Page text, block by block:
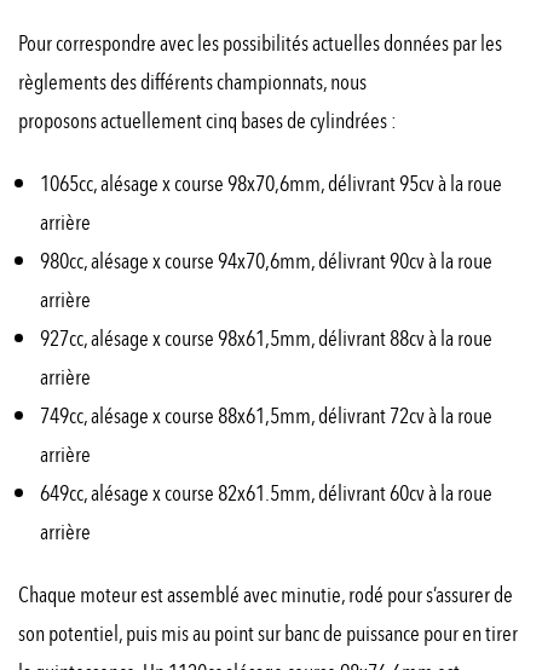
Pour correspondre avec les possibilités actuelles données par les
règlements des différents championnats, nous
proposons actuellement cinq bases de cylindrées :
1065cc, alésage x course 98x70,6mm, délivrant 95cv à la roue
arrière
980cc, alésage x course 94x70,6mm, délivrant 90cv à la roue
arrière
927cc, alésage x course 98x61,5mm, délivrant 88cv à la roue
arrière
749cc, alésage x course 88x61,5mm, délivrant 72cv à la roue
arrière
649cc, alésage x course 82x61.5mm, délivrant 60cv à la roue
arrière
Chaque moteur est assemblé avec minutie, rodé pour s’assurer de
son potentiel, puis mis au point sur banc de puissance pour en tirer